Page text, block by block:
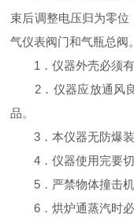
束后调整电压归为零
气仪表阀门和气瓶总阀。
1．仪器外壳必须有
2．仪器应放通风良
品。
3．本仪器无防爆装
4．仪器使用完要切
5．严禁物体撞击机
6．烘炉通蒸汽时必